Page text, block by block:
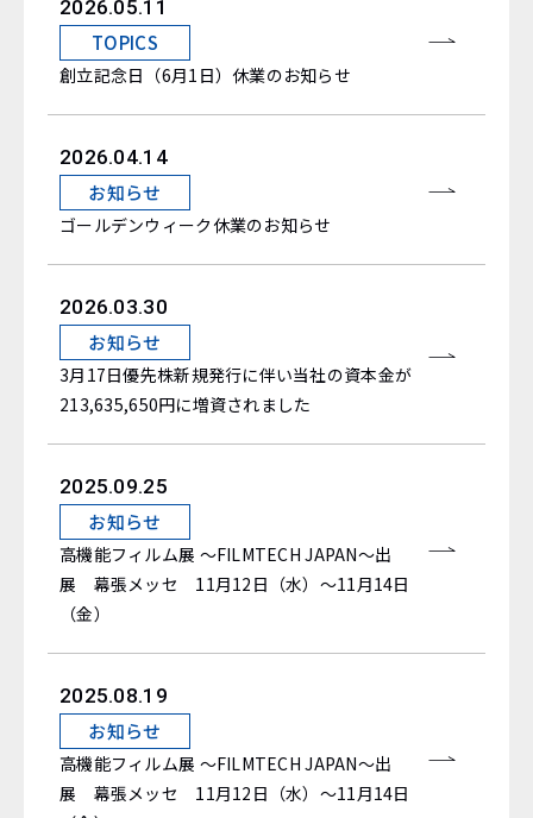
2026.05.11
TOPICS
創立記念日（6月1日）休業のお知らせ
2026.04.14
お知らせ
ゴールデンウィーク休業のお知らせ
2026.03.30
お知らせ
3月17日優先株新規発行に伴い当社の資本金が
213,635,650円に増資されました
2025.09.25
お知らせ
高機能フィルム展 ～FILMTECH JAPAN～出
展 幕張メッセ 11月12日（水）～11月14日
（金）
2025.08.19
お知らせ
高機能フィルム展 ～FILMTECH JAPAN～出
展 幕張メッセ 11月12日（水）～11月14日